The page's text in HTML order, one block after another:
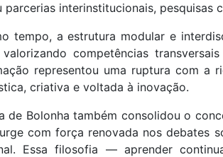
parcerias interinstitucionais, pesquisas
tempo, a estrutura modular e
competências
representou uma ruptura com a
criativa e voltada à inovação.
de Bolonha também consolidou o
com força renovada nos debates
Essa filosofia — aprender